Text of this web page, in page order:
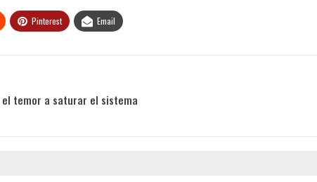
Pinterest Email
el temor a saturar el sistema